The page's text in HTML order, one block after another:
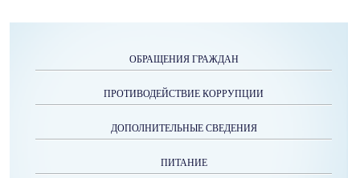
ОБРАЩЕНИЯ ГРАЖДАН
ПРОТИВОДЕЙСТВИЕ КОРРУПЦИИ
ДОПОЛНИТЕЛЬНЫЕ СВЕДЕНИЯ
ПИТАНИЕ